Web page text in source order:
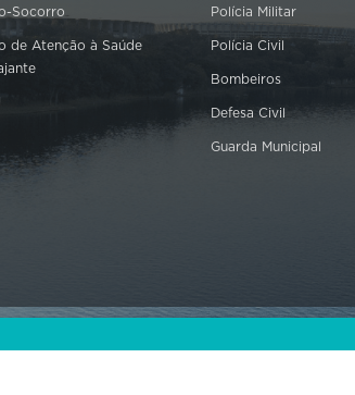
Socorro
de Atenção à Saúde
Polícia Militar
Polícia Civil
Bombeiros
Defesa Civil
Guarda Municipal